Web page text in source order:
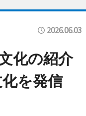
2026.06.03
化の紹介
を発信